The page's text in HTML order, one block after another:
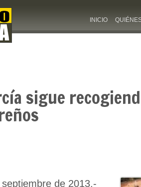
INICIO
sigue
de 2013.-